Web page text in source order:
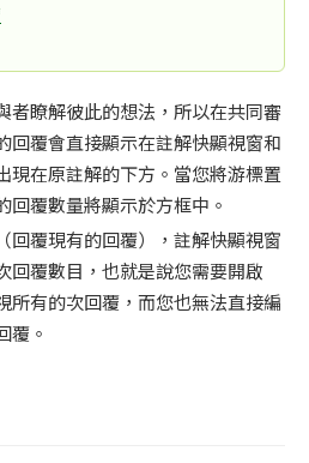
者瞭解彼此的想法，所以在共同審
回覆會直接顯示在註解快顯視窗和
現在原註解的下方。當您將游標置
覆數量將顯示於方框中。
回覆現有的回覆），註解快顯視窗
回覆數目，也就是說您需要開啟
所有的次回覆，而您也無法直接編
覆。